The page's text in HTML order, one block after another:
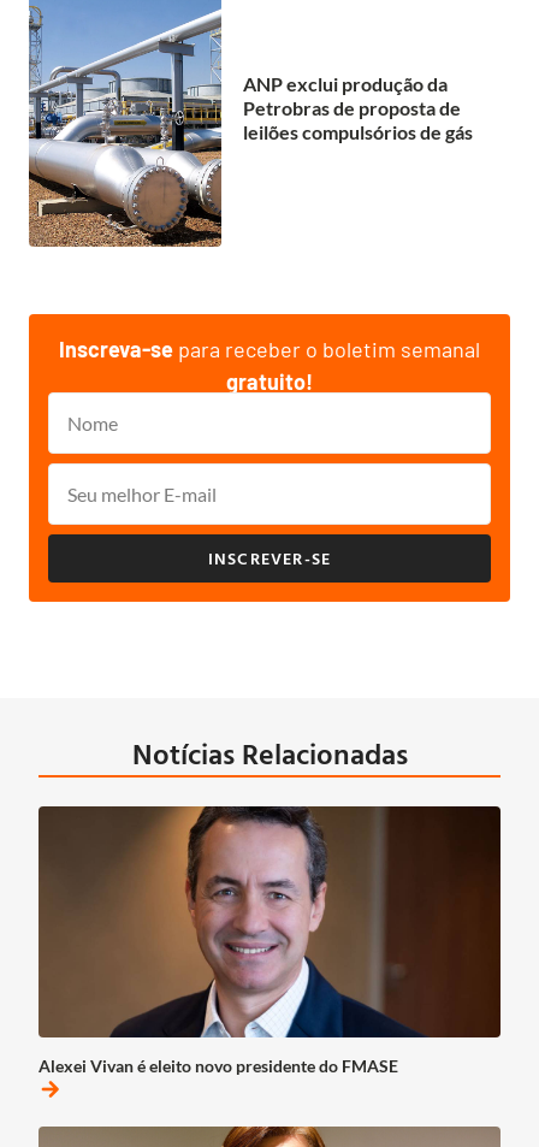
ANP exclui produção da
Petrobras de proposta de
leilões compulsórios de gás
Inscreva-se para receber o boletim semanal
gratuito!
INSCREVER-SE
Notícias Relacionadas
Alexei Vivan é eleito novo presidente do FMASE
arrow_forward